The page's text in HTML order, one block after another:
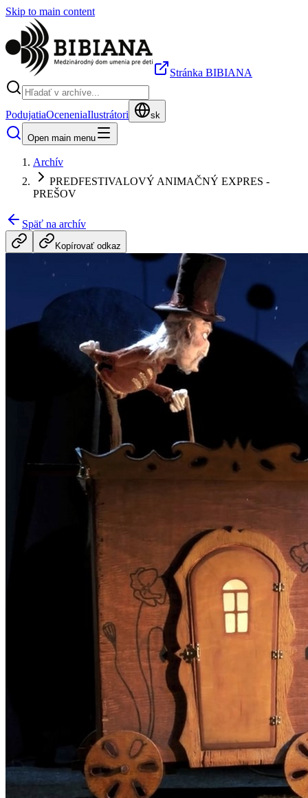
Skip to main content
Stránka BIBIANA
PodujatiaOceneniaIlustrátori sk
Open main menu
Archív
PREDFESTIVALOVÝ ANIMAČNÝ EXPRES -
PREŠOV
Späť na archív
Kopírovať odkaz